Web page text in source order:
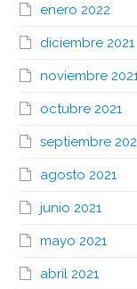
enero 2022
diciembre 2021
noviembre
octubre 2021
septiembre
agosto 2021
junio 2021
mayo 2021
abril 2021